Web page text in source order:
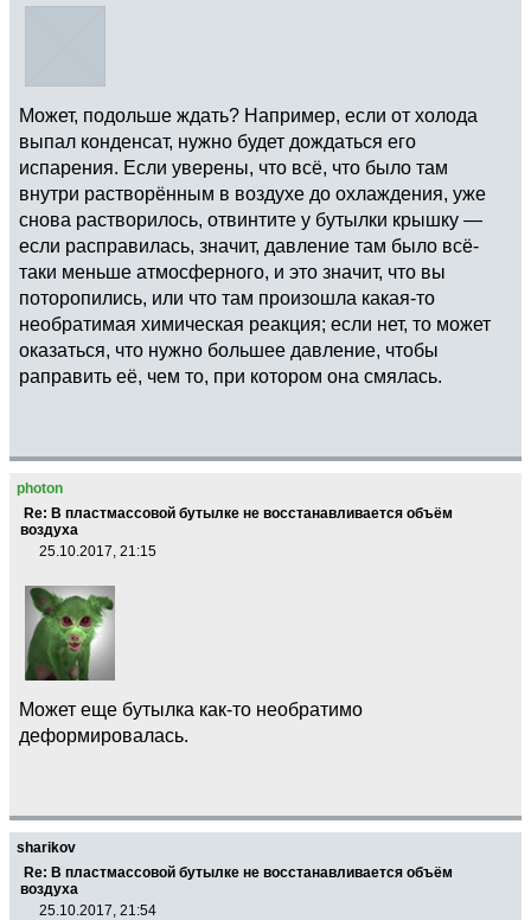
Может, подольше ждать? Например, если от холода
выпал конденсат, нужно будет дождаться его
испарения. Если уверены, что всё, что было там
внутри растворённым в воздухе до охлаждения, уже
снова растворилось, отвинтите у бутылки крышку —
если расправилась, значит, давление там было всё-
таки меньше атмосферного, и это значит, что вы
поторопились, или что там произошла какая-то
необратимая химическая реакция; если нет, то может
оказаться, что нужно большее давление, чтобы
раправить её, чем то, при котором она смялась.
photon
Re: В пластмассовой бутылке не восстанавливается объём
воздуха
25.10.2017, 21:15
Может еще бутылка как-то необратимо
деформировалась.
sharikov
Re: В пластмассовой бутылке не восстанавливается объём
воздуха
25.10.2017, 21:54